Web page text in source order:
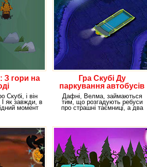
З гори на
Скубі, і він
як завжди, в
момент
Гра Скубі Ду
паркування автобусів
Дафні, Велма, займаються
тим, що розгадують ребуси
про страшні таємниці, а два